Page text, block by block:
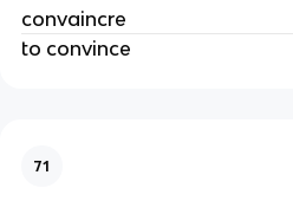
convaincre
to convince
71